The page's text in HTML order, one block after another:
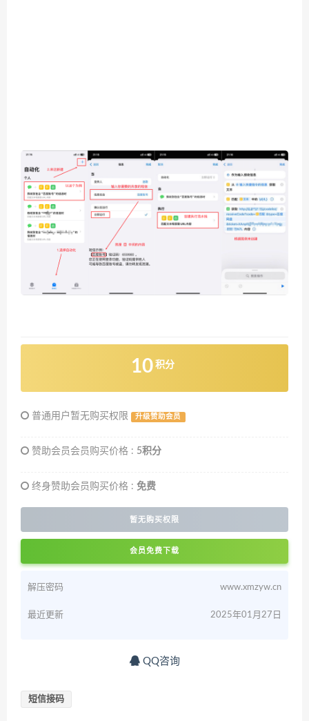
10 积分
普通用户暂无购买权限 升级赞助会员
赞助会员会员购买价格 : 5积分
终身赞助会员购买价格 : 免费
暂无购买权限
会员免费下载
解压密码 www.xmzyw.cn
最近更新 2025年01月27日
QQ咨询
短信接码